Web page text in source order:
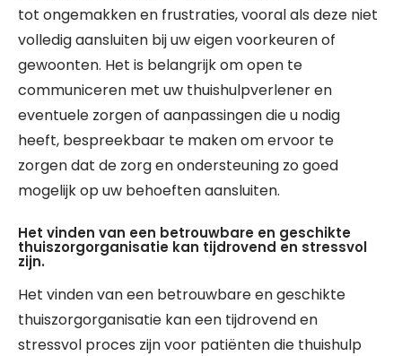
tot ongemakken en frustraties, vooral als deze niet
volledig aansluiten bij uw eigen voorkeuren of
gewoonten. Het is belangrijk om open te
communiceren met uw thuishulpverlener en
eventuele zorgen of aanpassingen die u nodig
heeft, bespreekbaar te maken om ervoor te
zorgen dat de zorg en ondersteuning zo goed
mogelijk op uw behoeften aansluiten.
Het vinden van een betrouwbare en geschikte
thuiszorgorganisatie kan tijdrovend en stressvol
zijn.
Het vinden van een betrouwbare en geschikte
thuiszorgorganisatie kan een tijdrovend en
stressvol proces zijn voor patiënten die thuishulp